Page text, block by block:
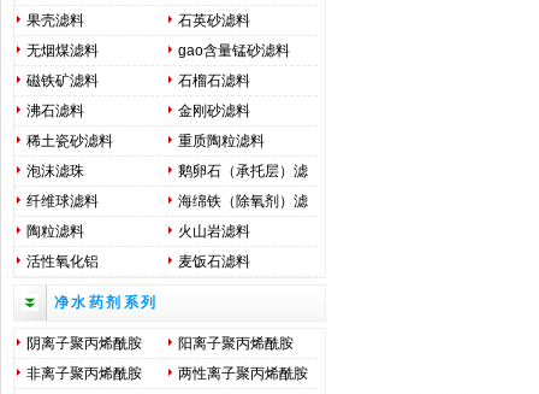
果壳滤料
石英砂滤料
无烟煤滤料
gao含量锰砂滤料
磁铁矿滤料
石榴石滤料
沸石滤料
金刚砂滤料
稀土瓷砂滤料
重质陶粒滤料
泡沫滤珠
鹅卵石（承托层）滤
料
纤维球滤料
海绵铁（除氧剂）滤
料
陶粒滤料
火山岩滤料
活性氧化铝
麦饭石滤料
净水药剂系列
阴离子聚丙烯酰胺
阳离子聚丙烯酰胺
非离子聚丙烯酰胺
两性离子聚丙烯酰胺